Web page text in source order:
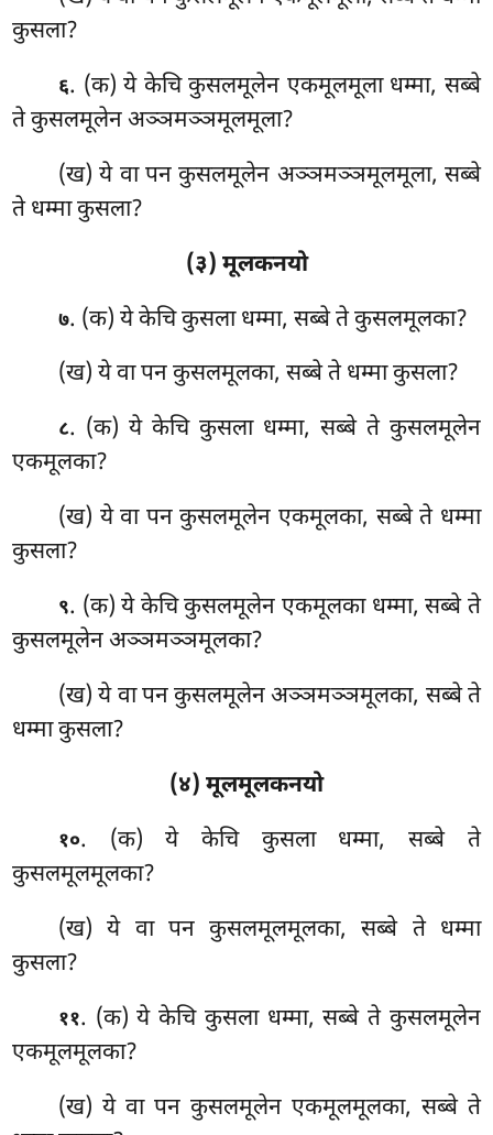
कुसला?
६. (क) ये केचि कुसलमूलेन एकमूलमूला धम्मा, सब्बे
ते कुसलमूलेन अञ्ञमञ्ञमूलमूला?
(ख) ये वा पन कुसलमूलेन अञ्ञमञ्ञमूलमूला, सब्बे
ते धम्मा कुसला?
(३) मूलकनयो
७. (क) येकेचि कुसला धम्मा, सब्बे ते कुसलमूलका?
(ख) ये वा पन कुसलमूलका, सब्बे तेधम्मा कुसला?
८. (क) ये केचि कुसला धम्मा, सब्बे ते कुसलमूलेन
एकमूलका?
(ख) ये वा पन कुसलमूलेन एकमूलका, सब्बे ते धम्मा
कुसला?
९. (क) येकेचि कुसलमूलेन एकमूलका धम्मा, सब्बे ते
कुसलमूलेन अञ्ञमञ्ञमूलका?
(ख) ये वा पन कुसलमूलेन अञ्ञमञ्ञमूलका, सब्बे ते
धम्मा कुसला?
(४) मूलमूलकनयो
१०. (क) ये केचि कुसला धम्मा, सब्बे ते
कुसलमूलमूलका?
(ख) ये वा पन कुसलमूलमूलका, सब्बे ते धम्मा
कुसला?
११. (क) ये केचि कुसला धम्मा, सब्बे ते कुसलमूलेन
एकमूलमूलका?
(ख) ये वा पन कुसलमूलेन एकमूलमूलका, सब्बे ते